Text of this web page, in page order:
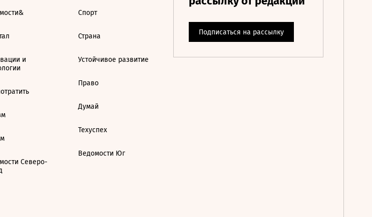
и
Северо-
Спорт
Страна
Устойчивое развитие
Право
Думай
Техуспех
Ведомости Юг